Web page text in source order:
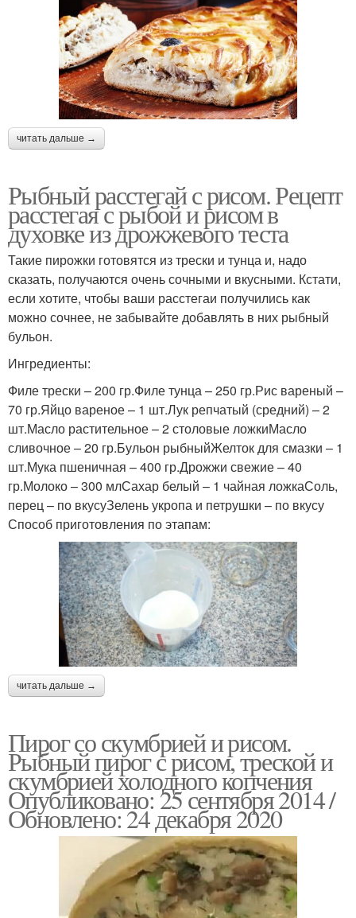
читать дальше →
Рыбный расстегай с рисом. Рецепт
расстегая с рыбой и рисом в
духовке из дрожжевого теста
Такие пирожки готовятся из трески и тунца и, надо
сказать, получаются очень сочными и вкусными. Кстати,
если хотите, чтобы ваши расстегаи получились как
можно сочнее, не забывайте добавлять в них рыбный
бульон.
Ингредиенты:
Филе трески – 200 гр.Филе тунца – 250 гр.Рис вареный –
70 гр.Яйцо вареное – 1 шт.Лук репчатый (средний) – 2
шт.Масло растительное – 2 столовые ложкиМасло
сливочное – 20 гр.Бульон рыбныйЖелток для смазки – 1
шт.Мука пшеничная – 400 гр.Дрожжи свежие – 40
гр.Молоко – 300 млСахар белый – 1 чайная ложкаСоль,
перец – по вкусуЗелень укропа и петрушки – по вкусу
Способ приготовления по этапам:
читать дальше →
Пирог со скумбрией и рисом.
Рыбный пирог с рисом, треской и
скумбрией холодного копчения
Опубликовано: 25 сентября 2014 /
Обновлено: 24 декабря 2020